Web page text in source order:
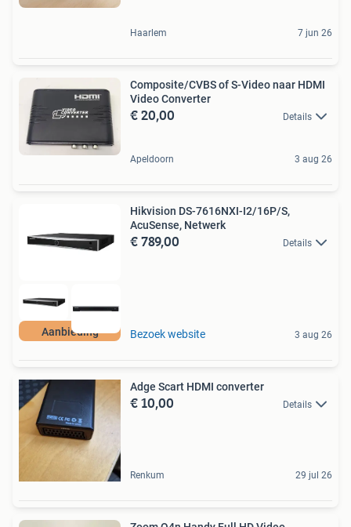
Haarlem 7 jun 26
Composite/CVBS of S-Video naar HDMI
Video Converter
€ 20,00 Details
Apeldoorn 3 aug 26
Aanbieding
Hikvision DS-7616NXI-I2/16P/S,
AcuSense, Netwerk
€ 789,00 Details
Bezoek website 3 aug 26
Adge Scart HDMI converter
€ 10,00 Details
Renkum 29 jul 26